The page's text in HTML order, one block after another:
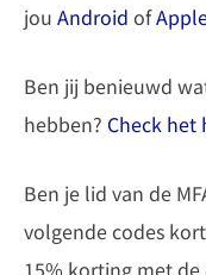
jou Android of
Ben jij benieuwd
hebben? Check het
Ben je lid van de
volgende codes
15% korting met de